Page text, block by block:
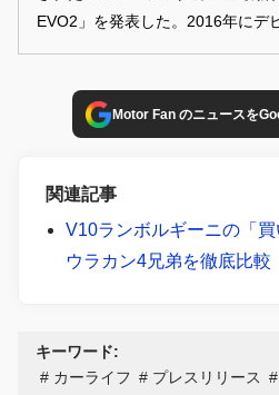
EVO2」を発表した。2016年にデ
500台近くをデリバリーした大ベ
2023年初頭にデビューする予定だ
Motor Fan のニュースを
関連記事
V10ランボルギーニの「
ウラカン4兄弟を徹底比較
キーワード:
カーライフ
プレスリリース